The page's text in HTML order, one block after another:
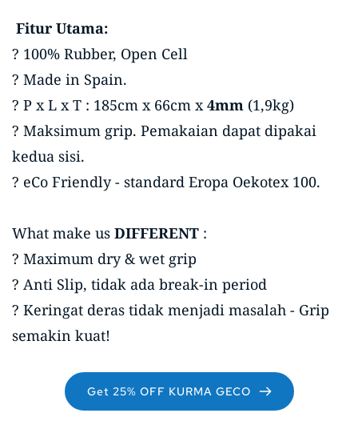
Fitur Utama:
? 100% Rubber, Open Cell
? Made in Spain.
? P x L x T : 185cm x 66cm x 4mm (1,9kg)
? Maksimum grip. Pemakaian dapat dipakai
kedua sisi.
? eCo Friendly - standard Eropa Oekotex 100.
What make us DIFFERENT :
? Maximum dry & wet grip
? Anti Slip, tidak ada break-in period
? Keringat deras tidak menjadi masalah - Grip
semakin kuat!
Get 25% OFF KURMA GECO